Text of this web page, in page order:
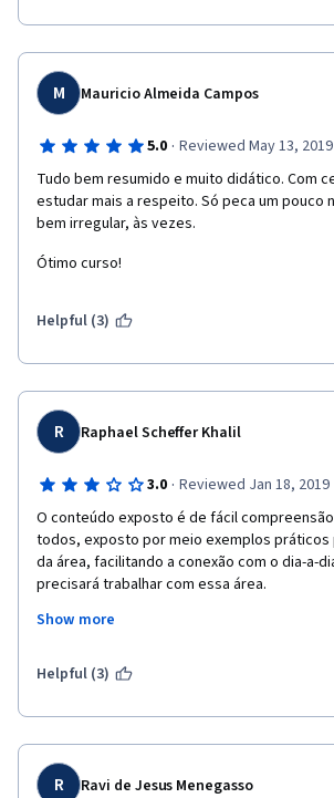
M Mauricio Almeida Campos
5.0 · Reviewed May 13, 2019
Tudo bem resumido e muito didático. Com
estudar mais a respeito. Só peca um pouco
bem irregular, às vezes.
Ótimo curso!
Helpful (3)
R Raphael Scheffer Khalil
3.0 · Reviewed Jan 18, 2019
O conteúdo exposto é de fácil
todos, exposto por meio exemplos
da área, facilitando a conexão com o dia-a-
precisará trabalhar com essa área.
Apesar da facilidade em transmitir o
áudio atrapalha a transmissão do
iniciante, o que para mim é um equivoco,
compreensão, é necessário ter ao menos
básico em design e do cotidiano laboral do
Show more
Helpful (3)
R Ravi de Jesus Menegasso